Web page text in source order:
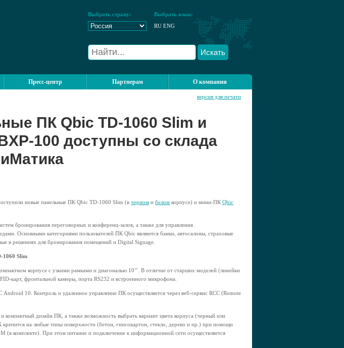
Выбрать страну:
Выбрать язык:
RU ENG
Искать
Пресс-центр Партнерам О компании
версия для печати
ПК Qbic TD-1060 Slim и
100 доступны со склада
новые панельные ПК Qbic TD-1060 Slim (в черном и белом корпусе) и мини-ПК Qbic
бронирования переговорных и конференц-залов, а также для управления
Основными категориями пользователей ПК Qbic являются банки, автосалоны, страховые
в решениях для бронирования помещений и Digital Signage.
1060 Slim
корпусе с узкими рамками и диагональю 10’’. В отличие от старших моделей (линейки
карт, фронтальной камеры, порта RS232 и встроенного микрофона.
10. Контроль и удаленное управление ПК осуществляется через веб-сервис RCC (Remote
дизайн ПК, а также возможность выбрать вариант цвета корпуса (черный или
на любые типы поверхности (бетон, гипсокартон, стекло, дерево и пр.) при помощи
(в комплекте). При этом питание и подключение к информационной сети осуществляется